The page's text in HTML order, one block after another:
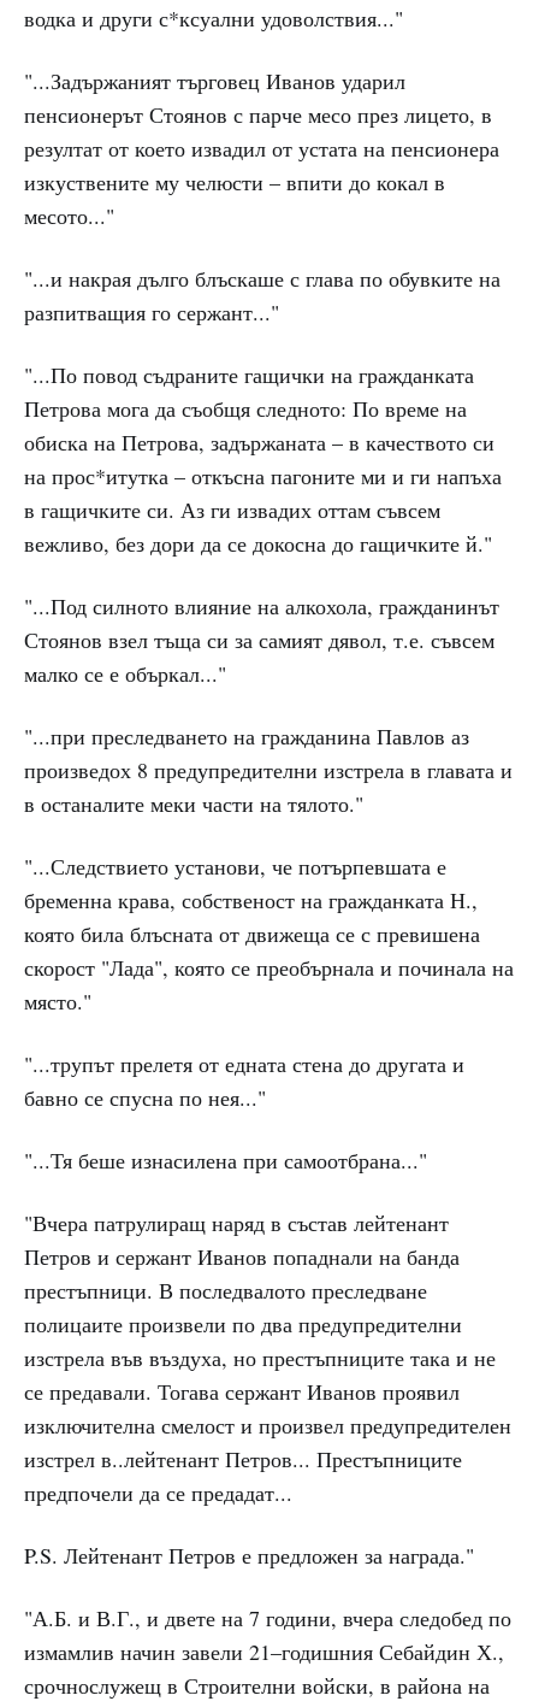
водка и други с*ксуални удоволствия..."
"...Задържаният търговец Иванов ударил
пенсионерът Стоянов с парче месо през лицето, в
резултат от което извадил от устата на пенсионера
изкуствените му челюсти – впити до кокал в
месото..."
"...и накрая дълго блъскаше с глава по обувките на
разпитващия го сержант..."
"...По повод съдраните гащички на гражданката
Петрова мога да съобщя следното: По време на
обиска на Петрова, задържаната – в качеството си
на прос*итутка – откъсна пагоните ми и ги напъха
в гащичките си. Аз ги извадих оттам съвсем
вежливо, без дори да се докосна до гащичките й."
"...Под силното влияние на алкохола, гражданинът
Стоянов взел тъща си за самият дявол, т.е. съвсем
малко се е объркал..."
"...при преследването на гражданина Павлов аз
произведох 8 предупредителни изстрела в главата и
в останалите меки части на тялото."
"...Следствието установи, че потърпевшата е
бременна крава, собственост на гражданката Н.,
която била блъсната от движеща се с превишена
скорост "Лада", която се преобърнала и починала на
място."
"...трупът прелетя от едната стена до другата и
бавно се спусна по нея..."
"...Тя беше изнасилена при самоотбрана..."
"Вчера патрулиращ наряд в състав лейтенант
Петров и сержант Иванов попаднали на банда
престъпници. В последвалото преследване
полицаите произвели по два предупредителни
изстрела във въздуха, но престъпниците така и не
се предавали. Тогава сержант Иванов проявил
изключителна смелост и произвел предупредителен
изстрел в..лейтенант Петров... Престъпниците
предпочели да се предадат...
P.S. Лейтенант Петров е предложен за награда."
"А.Б. и В.Г., и двете на 7 години, вчера следобед по
измамлив начин завели 21–годишния Себайдин Х.,
срочнослужещ в Строителни войски, в района на